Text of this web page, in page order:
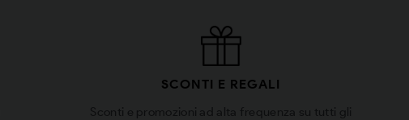
SCONTI E REGALI
Sconti e promozioni ad alta frequenza su tutti gli